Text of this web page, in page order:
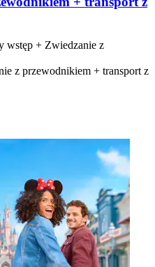
wstęp + Zwiedzanie z
z przewodnikiem + transport z